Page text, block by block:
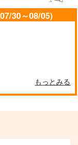
30～08/05)
もっとみる